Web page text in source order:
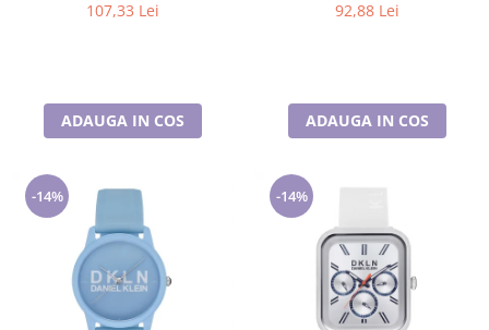
107,33 Lei
ADAUGA IN COS
92,88 Lei
ADAUGA IN COS
-14% -14%